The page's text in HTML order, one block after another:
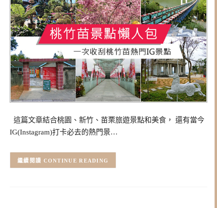
這篇文章結合桃園、新竹、苗栗旅遊景點和美食， 還有當今
IG(Instagram)打卡必去的熱門景…
CONTINUE READING